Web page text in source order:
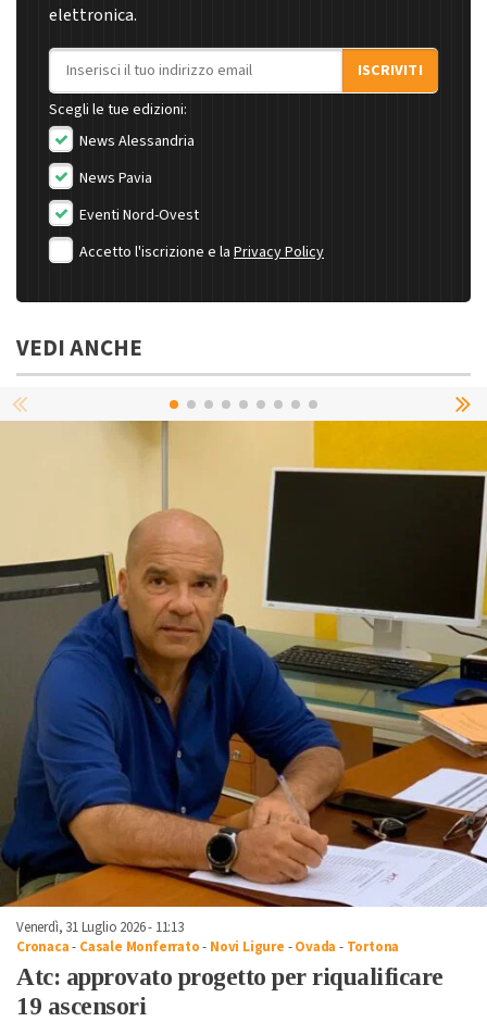
elettronica.
Indirizzo email
ISCRIVITI
Scegli le tue edizioni:
News Alessandria
News Pavia
Eventi Nord-Ovest
Accetto l'iscrizione e la Privacy Policy
VEDI ANCHE
Venerdì, 31 Luglio 2026 - 11:13
Cronaca- Casale Monferrato- Novi Ligure -Ovada - Tortona
Atc: approvato progetto per riqualificare
19 ascensori